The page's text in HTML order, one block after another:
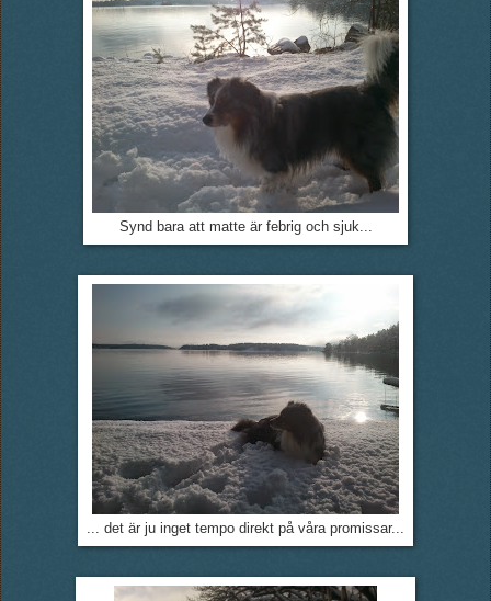
Synd bara att matte är febrig och sjuk...
... det är ju inget tempo direkt på våra promissar...